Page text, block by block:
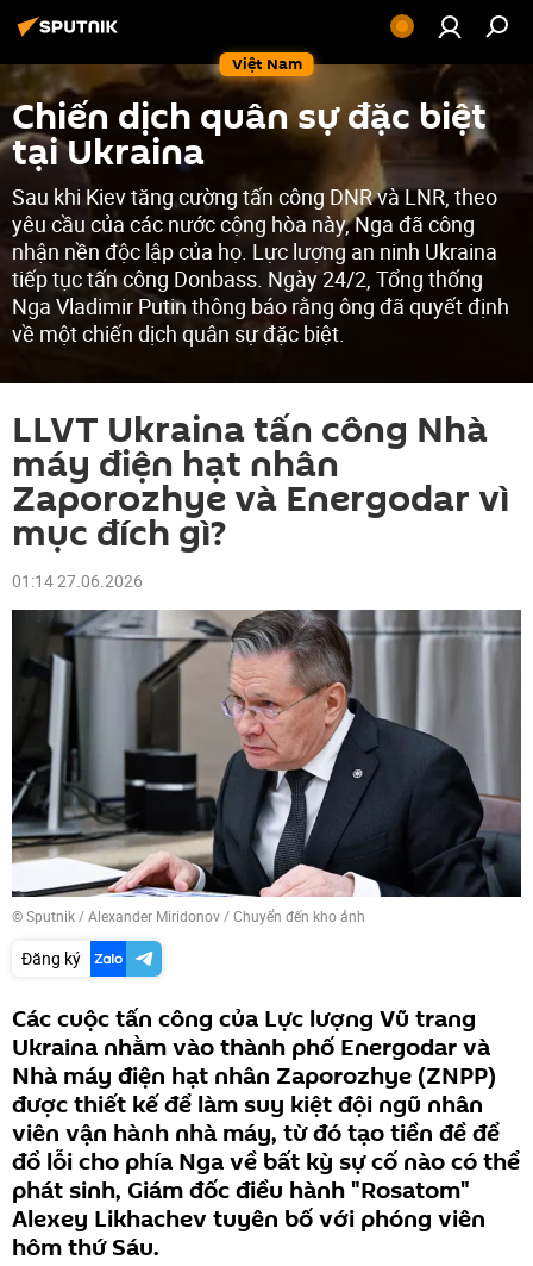
Việt Nam
Chiến dịch quân sự đặc biệt
tại Ukraina
Sau khi Kiev tăng cường tấn công DNR và LNR, theo
yêu cầu của các nước cộng hòa này, Nga đã công
nhận nền độc lập của họ. Lực lượng an ninh Ukraina
tiếp tục tấn công Donbass. Ngày 24/2, Tổng thống
Nga Vladimir Putin thông báo rằng ông đã quyết định
về một chiến dịch quân sự đặc biệt.
LLVT Ukraina tấn công Nhà
máy điện hạt nhân
Zaporozhye và Energodar vì
mục đích gì?
01:14 27.06.2026
© Sputnik / Alexander Miridonov/Chuyển đến kho ảnh
Đăng ký
Các cuộc tấn công của Lực lượng Vũ trang
Ukraina nhằm vào thành phố Energodar và
Nhà máy điện hạt nhân Zaporozhye (ZNPP)
được thiết kế để làm suy kiệt đội ngũ nhân
viên vận hành nhà máy, từ đó tạo tiền đề để
đổ lỗi cho phía Nga về bất kỳ sự cố nào có thể
phát sinh, Giám đốc điều hành "Rosatom"
Alexey Likhachev tuyên bố với phóng viên
hôm thứ Sáu.